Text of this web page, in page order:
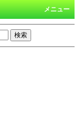
メニュー